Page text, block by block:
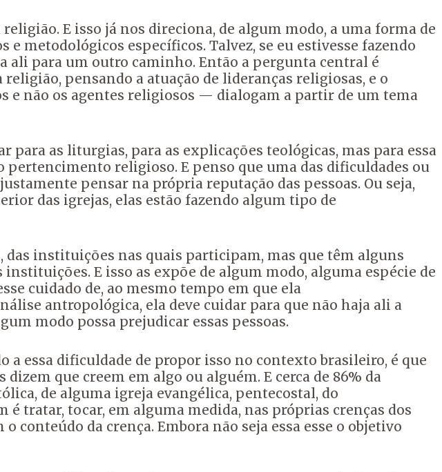
religião. E isso já nos direciona, de algum modo, a uma forma de
e metodológicos específicos. Talvez, se eu estivesse fazendo
ali para um outro caminho. Então a pergunta central é
religião, pensando a atuação de lideranças religiosas, e o
e não os agentes religiosos — dialogam a partir de um tema
para as liturgias, para as explicações teológicas, mas para essa
pertencimento religioso. E penso que uma das dificuldades ou
pensar na própria reputação das pessoas. Ou seja,
das igrejas, elas estão fazendo algum tipo de
das instituições nas quais participam, mas que têm alguns
instituições. E isso as expõe de algum modo, alguma espécie de
cuidado de, ao mesmo tempo em que ela
antropológica, ela deve cuidar para que não haja ali a
modo possa prejudicar essas pessoas.
a essa dificuldade de propor isso no contexto brasileiro, é que
dizem que creem em algo ou alguém. E cerca de 86% da
de alguma igreja evangélica, pentecostal, do
é tratar, tocar, em alguma medida, nas próprias crenças dos
o conteúdo da crença. Embora não seja essa esse o objetivo